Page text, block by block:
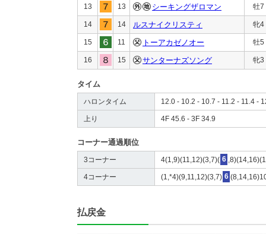
13 13 シーキングザロマン 牡7
14 14 ルスナイクリスティ 牝4
15 11 トーアカゼノオー 牡5
16 15 サンターナズソング 牝3
タイム
ハロンタイム 12.0 - 10.2 - 10.7 - 11.2 - 11.4 -
上り 4F 45.6 - 3F 34.9
コーナー通過順位
3コーナー 4(1,9)(11,12)(3,7)( 6
4コーナー (1,*4)(9,11,12)(3,7) 6
払戻金